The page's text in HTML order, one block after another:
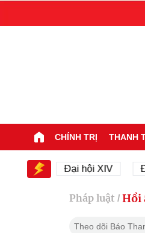
CHÍNH TRỊ THANH
Đại hội XIV Đại
Pháp luật / Hồi
Theo dõi Báo